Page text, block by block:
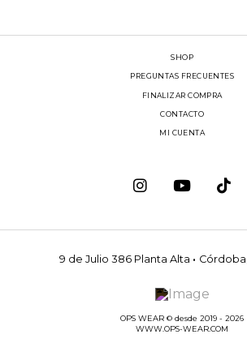
SHOP
PREGUNTAS FRECUENTES
FINALIZAR COMPRA
CONTACTO
MI CUENTA
9 de Julio 386 Planta Alta ·
OPS WEAR © desde 2019 - 2026
WWW.OPS-WEAR.COM